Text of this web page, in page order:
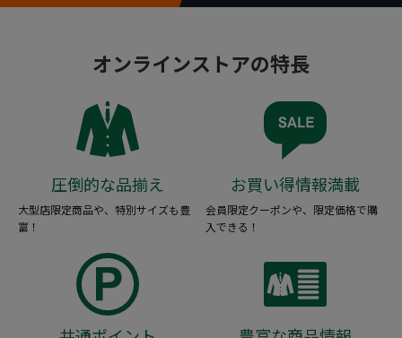
オンラインストアの特長
圧倒的な品揃え
大型店限定商品や、特別サイズも豊
富！
お買い得情報満載
会員限定クーポンや、限定価格で購
入できる！